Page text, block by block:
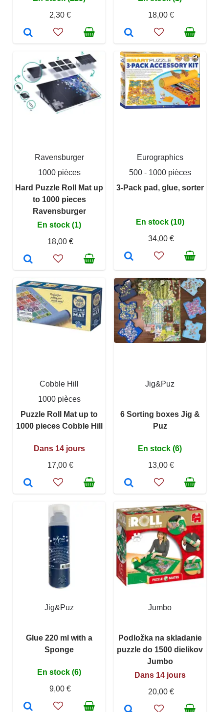
2,30 €
18,00 €
Ravensburger
1000 pièces
Hard Puzzle Roll Mat up
to 1000 pieces
Ravensburger
En stock (1)
18,00 €
Eurographics
500 - 1000 pièces
3-Pack pad, glue, sorter
En stock (10)
34,00 €
Cobble Hill
1000 pièces
Puzzle Roll Mat up to
1000 pieces Cobble Hill
Dans 14 jours
17,00 €
Jig&Puz
6 Sorting boxes Jig &
Puz
En stock (6)
13,00 €
Jig&Puz
Glue 220 ml with a
Sponge
En stock (6)
9,00 €
Jumbo
Podložka na skladanie
puzzle do 1500 dielikov
Jumbo
Dans 14 jours
20,00 €